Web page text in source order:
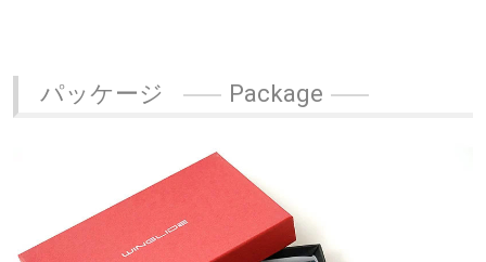
パッケージ Package